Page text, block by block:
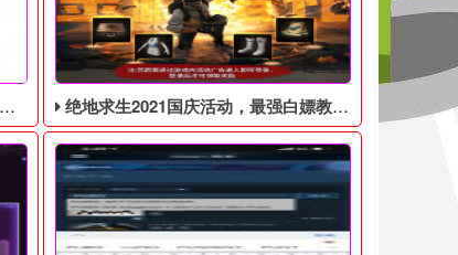
绝地求生2021国庆活动，最强白嫖教程，最好用的活动攻略